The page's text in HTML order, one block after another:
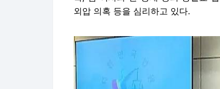
외압 의혹 등을 심리하고 있다.